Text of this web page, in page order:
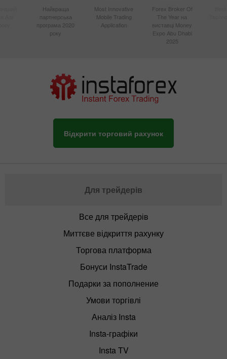
Найкраща
партнерська
програма 2020
року
Most Innovative
Mobile Trading
Application
Forex Broker Of
The Year на
виставці Money
Expo Abu Dhabi
2025
Відкрити торговий рахунок
Для трейдерів
Все для трейдерів
Миттєве відкриття рахунку
Торгова платформа
Бонуси InstaTrade
Подарки за пополнение
Умови торгівлі
Аналіз Insta
Insta-графіки
Insta TV